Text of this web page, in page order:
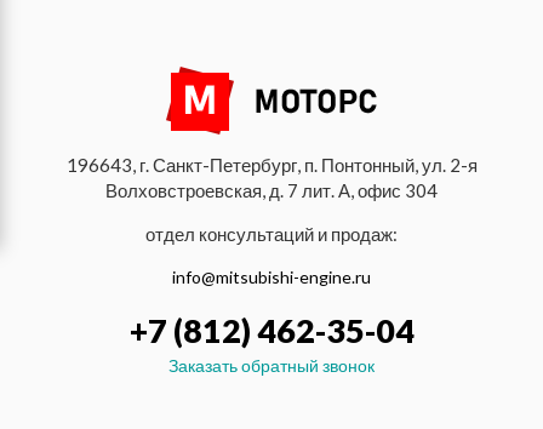
196643, г. Санкт-Петербург, п. Понтонный, ул. 2-я
Волховстроевская, д. 7 лит. А, офис 304
отдел консультаций и продаж:
info@mitsubishi-engine.ru
+7 (812) 462-35-04
Заказать обратный звонок